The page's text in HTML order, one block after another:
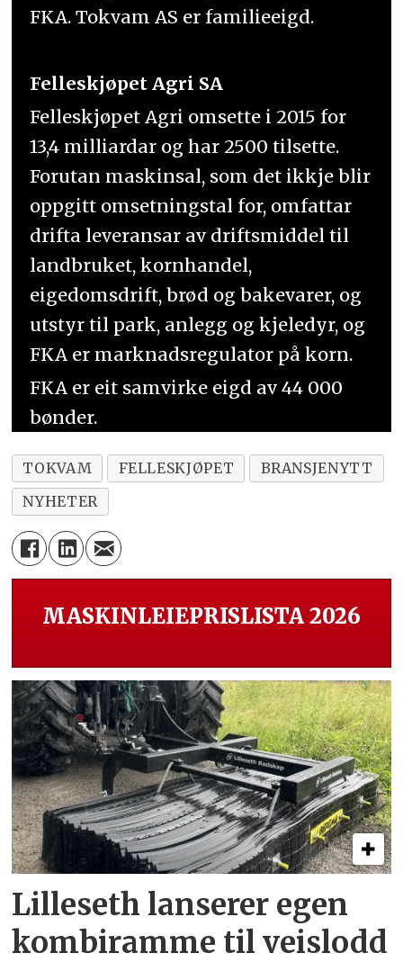
FKA. Tokvam AS er familieeigd.
Felleskjøpet Agri SA
Felleskjøpet Agri omsette i 2015 for
13,4 milliardar og har 2500 tilsette.
Forutan maskinsal, som det ikkje blir
oppgitt omsetningstal for, omfattar
drifta leveransar av driftsmiddel til
landbruket, kornhandel,
eigedomsdrift, brød og bakevarer, og
utstyr til park, anlegg og kjeledyr, og
FKA er marknadsregulator på korn.
FKA er eit samvirke eigd av 44 000
bønder.
TOKVAM FELLESKJØPET
BRANSJENYTT
NYHETER
MASKINLEIEPRISLISTA 2026
Lilleseth lanserer egen
kombi­ramme til veislodd